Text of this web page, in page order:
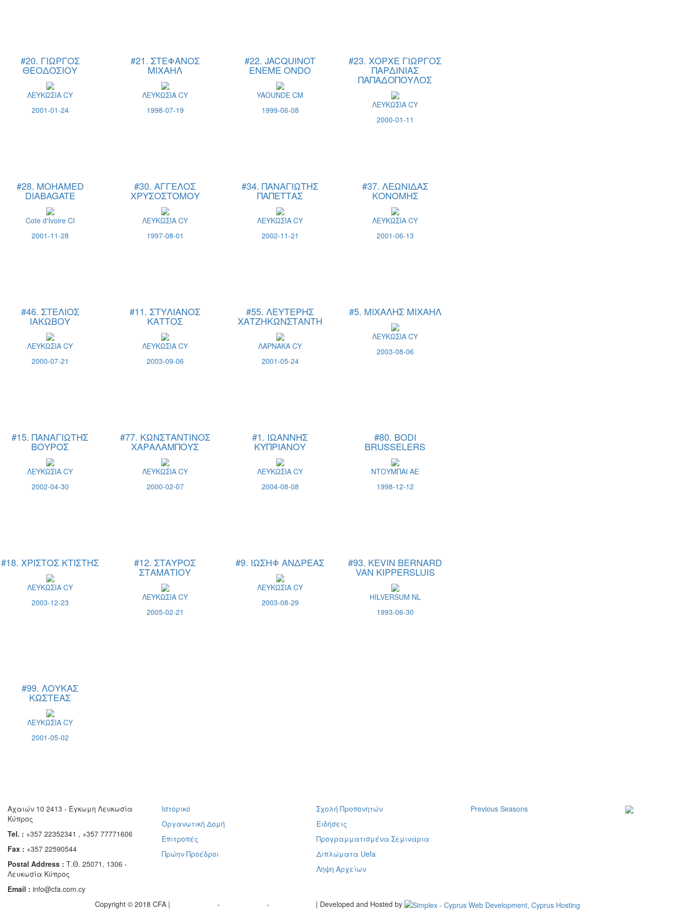
#20. ΓΙΩΡΓΟΣ
ΘΕΟΔΟΣΙΟΥ
ΛΕΥΚΩΣΙΑ CY
2001-01-24
#21. ΣΤΕΦΑΝΟΣ
ΜΙΧΑΗΛ
ΛΕΥΚΩΣΙΑ CY
1998-07-19
#22. JACQUINOT
ENEME ONDO
YAOUNDE CM
1999-06-08
#23. ΧΟΡΧΕ ΓΙΩΡΓΟΣ
ΠΑΡΔΙΝΙΑΣ
ΠΑΠΑΔΟΠΟΥΛΟΣ
ΛΕΥΚΩΣΙΑ CY
2000-01-11
#28. MOHAMED
DIABAGATE
Cote d'Ivoire CI
2001-11-28
#30. ΑΓΓΕΛΟΣ
ΧΡΥΣΟΣΤΟΜΟΥ
ΛΕΥΚΩΣΙΑ CY
1997-08-01
#34. ΠΑΝΑΓΙΩΤΗΣ
ΠΑΠΕΤΤΑΣ
ΛΕΥΚΩΣΙΑ CY
2002-11-21
#37. ΛΕΩΝΙΔΑΣ
ΚΟΝΟΜΗΣ
ΛΕΥΚΩΣΙΑ CY
2001-06-13
#46. ΣΤΕΛΙΟΣ
ΙΑΚΩΒΟΥ
ΛΕΥΚΩΣΙΑ CY
2000-07-21
#11. ΣΤΥΛΙΑΝΟΣ
ΚΑΤΤΟΣ
ΛΕΥΚΩΣΙΑ CY
2003-09-06
#55. ΛΕΥΤΕΡΗΣ
ΧΑΤΖΗΚΩΝΣΤΑΝΤΗ
ΛΑΡΝΑΚΑ CY
2001-05-24
#5. ΜΙΧΑΛΗΣ ΜΙΧΑΗΛ
ΛΕΥΚΩΣΙΑ CY
2003-08-06
#15. ΠΑΝΑΓΙΩΤΗΣ
ΒΟΥΡΟΣ
ΛΕΥΚΩΣΙΑ CY
2002-04-30
#77. ΚΩΝΣΤΑΝΤΙΝΟΣ
ΧΑΡΑΛΑΜΠΟΥΣ
ΛΕΥΚΩΣΙΑ CY
2000-02-07
#1. ΙΩΑΝΝΗΣ
ΚΥΠΡΙΑΝΟΥ
ΛΕΥΚΩΣΙΑ CY
2004-08-08
#80. BODI
BRUSSELERS
ΝΤΟΥΜΠΑΙ AE
1998-12-12
#18. ΧΡΙΣΤΟΣ ΚΤΙΣΤΗΣ
ΛΕΥΚΩΣΙΑ CY
2003-12-23
#12. ΣΤΑΥΡΟΣ
ΣΤΑΜΑΤΙΟΥ
ΛΕΥΚΩΣΙΑ CY
2005-02-21
#9. ΙΩΣΗΦ ΑΝΔΡΕΑΣ
ΛΕΥΚΩΣΙΑ CY
2003-08-29
#93. KEVIN BERNARD
VAN KIPPERSLUIS
HILVERSUM NL
1993-06-30
#99. ΛΟΥΚΑΣ
ΚΩΣΤΕΑΣ
ΛΕΥΚΩΣΙΑ CY
2001-05-02
Αχαιών 10 2413 - Έγκωμη Λευκωσία
Κύπρος
Tel. : +357 22352341 , +357 77771606
Fax : +357 22590544
Postal Address : Τ.Θ. 25071, 1306 -
Λευκωσία Κύπρος
Email : info@cfa.com.cy
Ιστορικό
Οργανωτική Δομή
Επιτροπές
Πρώην Προέδροι
Σχολή Προπονητών
Ειδήσεις
Προγραμματισμένα Σεμινάρια
Διπλώματα Uefa
Ληψη Αρχείων
Previous Seasons
Copyright © 2018 CFA | - -
| Developed and Hosted by